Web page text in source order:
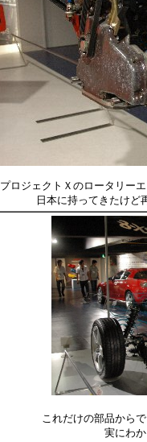
プロジェクトＸのロータリー
日本に持ってきたけど
これだけの部品から
実にわか